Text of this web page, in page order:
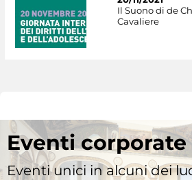
Il Suono di de
Cavaliere
Eventi corporate
Eventi unici in alcuni dei